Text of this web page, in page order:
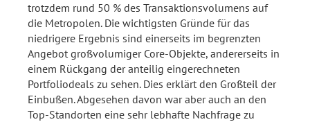
trotzdem rund 50 % des Transaktionsvolumens auf
die Metropolen. Die wichtigsten Gründe für das
niedrigere Ergebnis sind einerseits im begrenzten
Angebot großvolumiger Core-Objekte, andererseits in
einem Rückgang der anteilig eingerechneten
Portfoliodeals zu sehen. Dies erklärt den Großteil der
Einbußen. Abgesehen davon war aber auch an den
Top-Standorten eine sehr lebhafte Nachfrage zu